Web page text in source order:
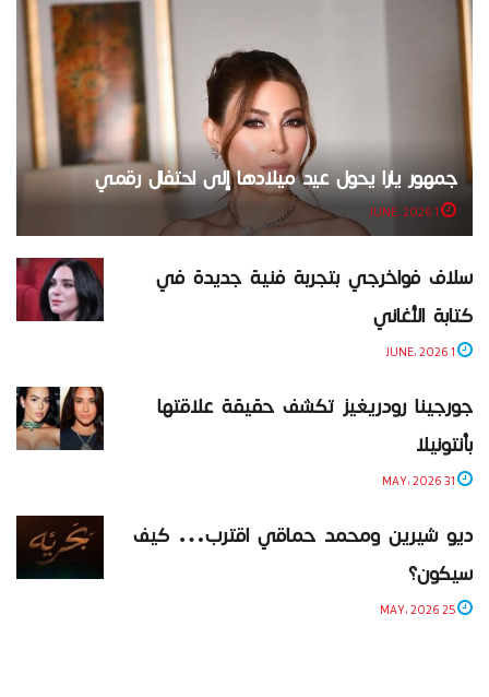
جمهور يارا يحول عيد ميلادها إلى احتفال رقمي
سلاف فواخرجي بتجربة فنية جديدة في
كتابة الأغاني
جورجينا رودريغيز تكشف حقيقة علاقتها
بأنتونيلا
ديو شيرين ومحمد حماقي اقترب… كيف
سيكون؟